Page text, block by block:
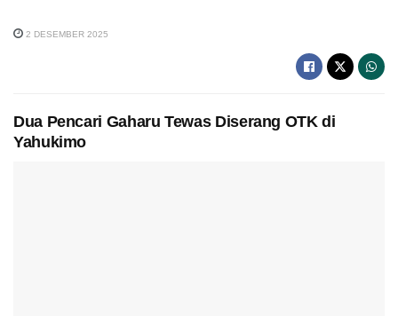
2 DESEMBER 2025
Dua Pencari Gaharu Tewas Diserang OTK di
Yahukimo